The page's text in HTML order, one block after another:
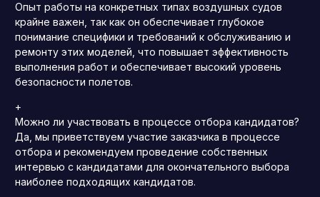
Опыт работы на конкретных типах воздушных судов
крайне важен, так как он обеспечивает глубокое
понимание специфики и требований к обслуживанию и
ремонту этих моделей, что повышает эффективность
выполнения работ и обеспечивает высокий уровень
безопасности полетов.
+
Можно ли участвовать в процессе отбора кандидатов?
Да, мы приветствуем участие заказчика в процессе
отбора и рекомендуем проведение собственных
интервью с кандидатами для окончательного выбора
наиболее подходящих кандидатов.